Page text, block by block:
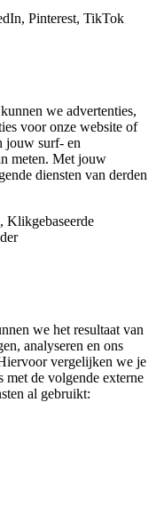
Pinterest, TikTok
we advertenties,
voor onze website of
jouw surf- en
meten. Met jouw
diensten van derden
Klikgebaseerde
we het resultaat van
analyseren en ons
vergelijken we je
met de volgende externe
al gebruikt: